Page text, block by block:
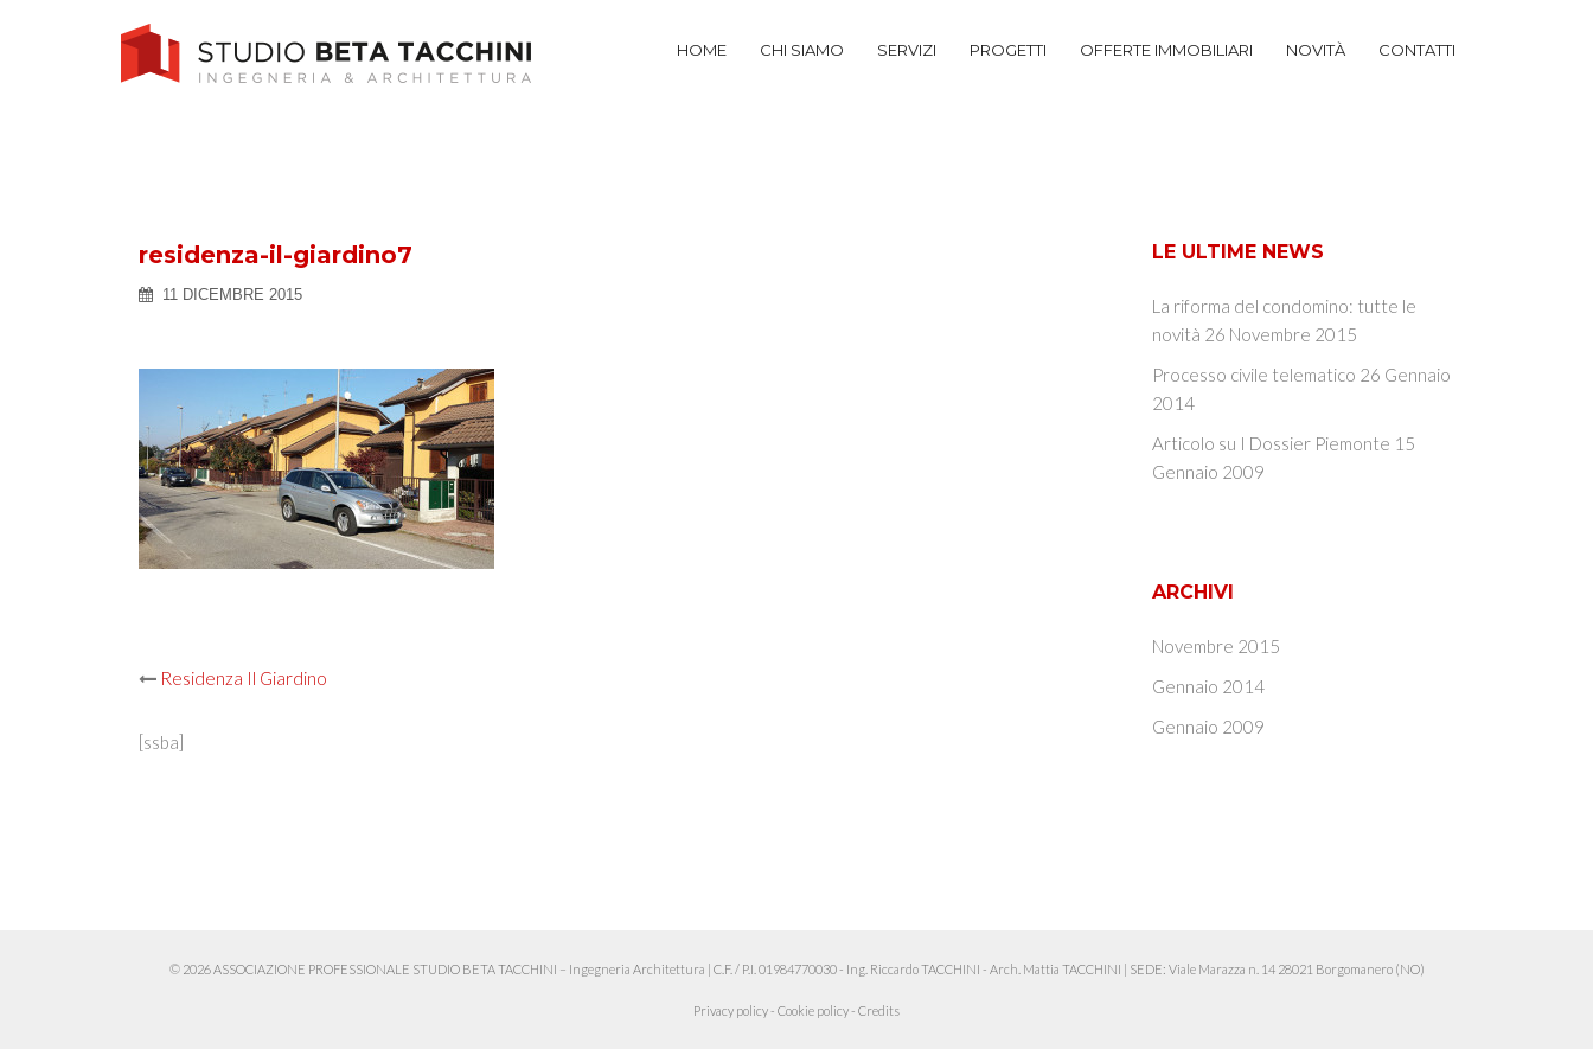
HOME CHI SIAMO SERVIZI PROGETTI OFFERTE IMMOBILIARI NOVITÀ CONTATTI
residenza-il-giardino7
11 DICEMBRE 2015
Post
navigation
Residenza Il Giardino
[ssba]
LE ULTIME NEWS
La riforma del condomino: tutte le
novità 26 Novembre 2015
Processo civile telematico 26 Gennaio
2014
Articolo su I Dossier Piemonte 15
Gennaio 2009
ARCHIVI
Novembre 2015
Gennaio 2014
Gennaio 2009
© 2026 ASSOCIAZIONE PROFESSIONALE STUDIO BETA TACCHINI – Ingegneria Architettura | C.F. / P.I. 01984770030 - Ing. Riccardo TACCHINI - Arch. Mattia TACCHINI | SEDE: Viale Marazza n. 14 28021 Borgomanero (NO)
Privacy policy- Cookie policy- Credits